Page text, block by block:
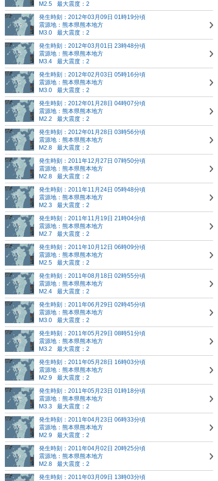
M2.5
最大震度：2
発生時刻：2012年03月09日 01時19分頃
震源地：熊本県熊本地方
M3.0
最大震度：2
発生時刻：2012年03月01日 23時48分頃
震源地：熊本県熊本地方
M3.4
最大震度：2
発生時刻：2012年02月03日 05時16分頃
震源地：熊本県熊本地方
M3.0
最大震度：2
発生時刻：2012年01月28日 04時07分頃
震源地：熊本県熊本地方
M2.2
最大震度：2
発生時刻：2012年01月28日 03時56分頃
震源地：熊本県熊本地方
M2.8
最大震度：2
発生時刻：2011年12月27日 07時50分頃
震源地：熊本県熊本地方
M2.8
最大震度：2
発生時刻：2011年11月24日 05時48分頃
震源地：熊本県熊本地方
M2.3
最大震度：2
発生時刻：2011年11月19日 21時04分頃
震源地：熊本県熊本地方
M2.7
最大震度：2
発生時刻：2011年10月12日 06時09分頃
震源地：熊本県熊本地方
M2.5
最大震度：2
発生時刻：2011年08月18日 02時55分頃
震源地：熊本県熊本地方
M2.4
最大震度：2
発生時刻：2011年06月29日 02時45分頃
震源地：熊本県熊本地方
M3.0
最大震度：2
発生時刻：2011年05月29日 08時51分頃
震源地：熊本県熊本地方
M3.2
最大震度：2
発生時刻：2011年05月28日 16時03分頃
震源地：熊本県熊本地方
M2.9
最大震度：2
発生時刻：2011年05月23日 01時18分頃
震源地：熊本県熊本地方
M3.3
最大震度：2
発生時刻：2011年04月23日 06時33分頃
震源地：熊本県熊本地方
M2.9
最大震度：2
発生時刻：2011年04月02日 20時25分頃
震源地：熊本県熊本地方
M2.8
最大震度：2
発生時刻：2011年03月09日 13時03分頃